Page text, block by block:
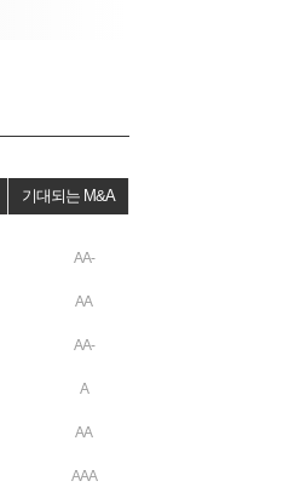
기대되는 M&A
AA-
AA
AA-
A
AA
AAA